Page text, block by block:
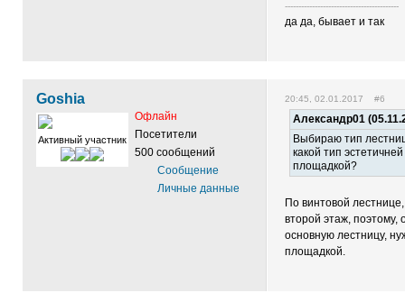
------------------------------------------
да да, бывает и так
Goshia
Активный участник
Офлайн
Посетители
500 сообщений
Сообщение
Личные данные
20:45, 02.01.2017 #6
Александр01
Выбираю тип
какой тип
площадкой?
По винтовой
второй этаж, поэтому,
основную лестницу,
площадкой.